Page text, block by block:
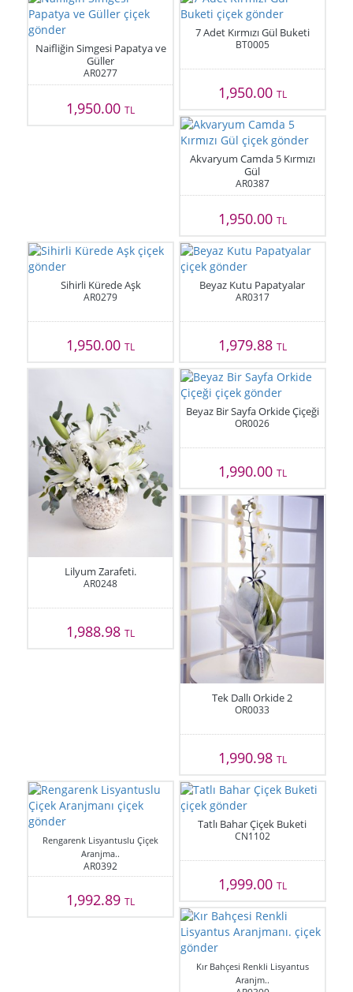
Naifliğin Simgesi Papatya ve
Güller
AR0277
1,950.00TL
7 Adet Kırmızı Gül Buketi
BT0005
1,950.00 TL
Akvaryum Camda 5 Kırmızı
Gül
AR0387
1,950.00 TL
Sihirli Kürede Aşk
AR0279
1,950.00TL
Beyaz Kutu Papatyalar
AR0317
1,979.88 TL
Lilyum Zarafeti.
AR0248
1,988.98TL
Beyaz Bir Sayfa Orkide Çiçeği
OR0026
1,990.00 TL
Tek Dallı Orkide 2
OR0033
1,990.98 TL
Rengarenk Lisyantuslu Çiçek
Aranjma..
AR0392
1,992.89TL
Tatlı Bahar Çiçek Buketi
CN1102
1,999.00 TL
Kır Bahçesi Renkli Lisyantus
Aranjm..